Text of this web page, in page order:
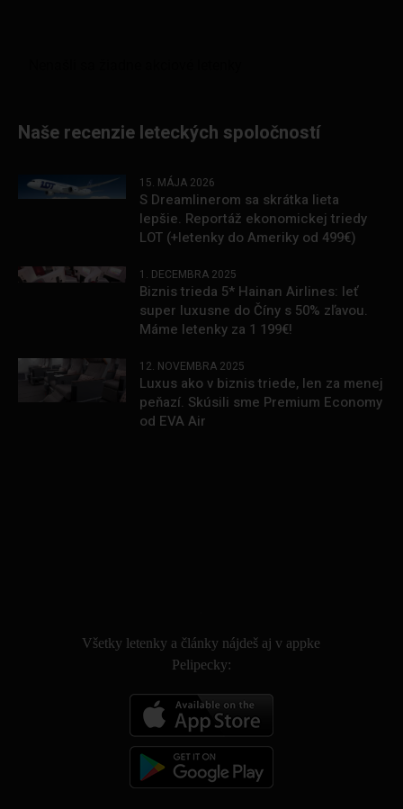
Naše recenzie leteckých spoločností
15. MÁJA 2026
S Dreamlinerom sa skrátka lieta
lepšie. Reportáž ekonomickej triedy
LOT (+letenky do Ameriky od 499€)
1. DECEMBRA 2025
Biznis trieda 5* Hainan Airlines: leť
super luxusne do Číny s 50% zľavou.
Máme letenky za 1 199€!
12. NOVEMBRA 2025
Luxus ako v biznis triede, len za menej
peňazí. Skúsili sme Premium Economy
od EVA Air
Všetky letenky a články nájdeš aj v appke
Pelipecky: